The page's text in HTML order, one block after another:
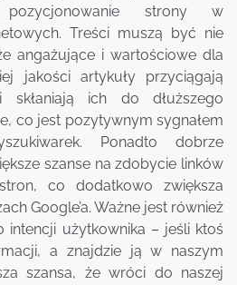
strony w
Treści muszą być nie
angażujące i wartościowe dla
jakości artykuły przyciągają
skłaniają ich do dłuższego
co jest pozytywnym sygnałem
Ponadto dobrze
szanse na zdobycie linków
co dodatkowo zwiększa
Google’a. Ważne jest również
intencji użytkownika – jeśli ktoś
a znajdzie ją w naszym
szansa, że wróci do naszej